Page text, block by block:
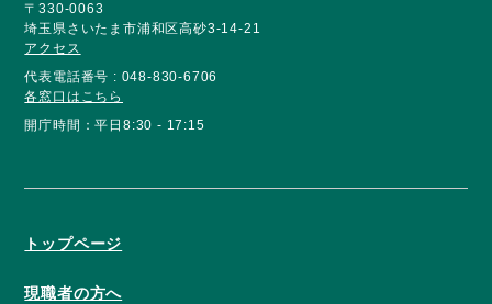
〒330-0063
埼玉県さいたま市浦和区高砂3-14-21
アクセス
代表電話番号 : 048-830-6706
各窓口はこちら
開庁時間：平日8:30 - 17:15
トップページ
現職者の方へ